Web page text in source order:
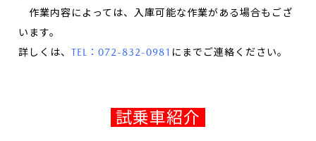
作業内容によっては、入庫可能な作業がある場合もござ
います。
詳しくは、 TEL：072-832-0981 にまでご連絡ください。
試乗車紹介